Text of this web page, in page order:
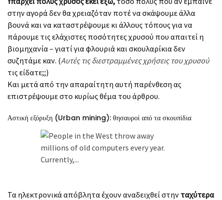
στην αγορά δεν θα χρειαζόταν ποτέ να σκάψουμε άλλα
βουνά και να καταστρέψουμε κι άλλους τόπους για να
πάρουμε τις ελάχιστες ποσότητες χρυσού που απαιτεί η
βιομηχανία – γιατί για φλουριά και σκουλαρίκια δεν
συζητάμε καν. (Αυτές τις διεστραμμένες χρήσεις του χρυσού
τις είδατε;;)
Και μετά από την απαραίτητη αυτή παρένθεση ας
επιστρέψουμε στο κυρίως θέμα του άρθρου.
Αστική εξόρυξη (Urban mining): θησαυροί από τα σκουπίδια
Τα ηλεκτρονικά απόβλητα έχουν αναδειχθεί στην ταχύτερα